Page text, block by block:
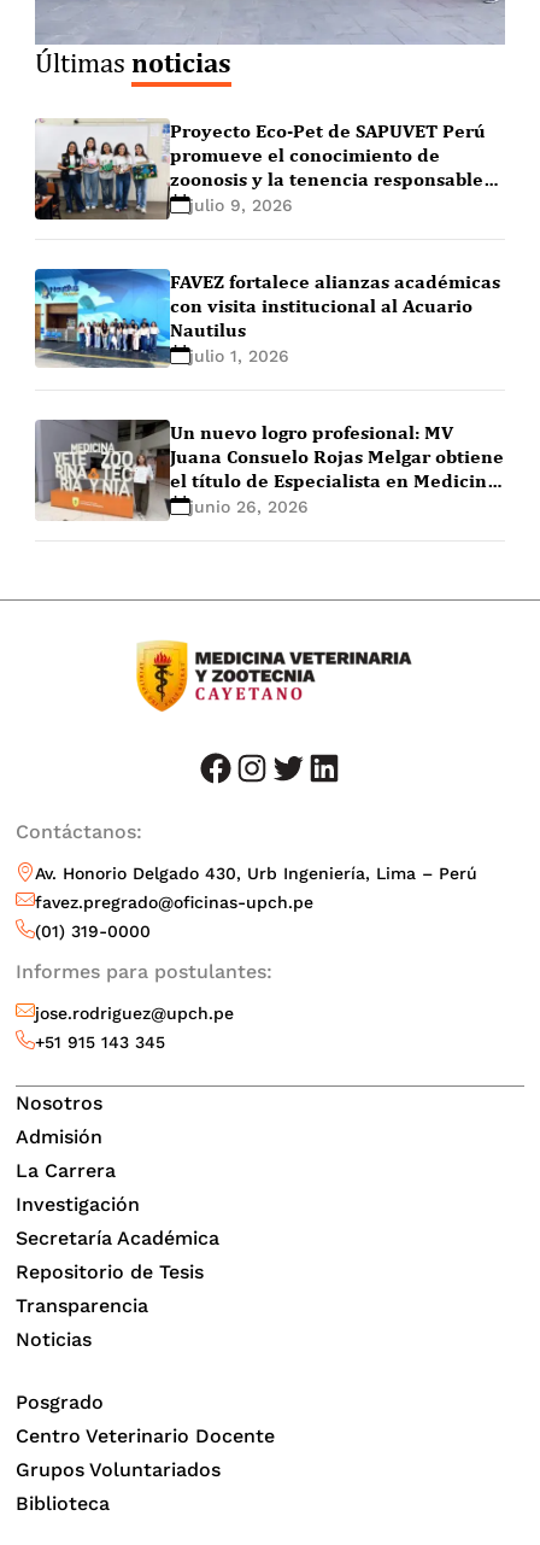
Últimasnoticias
Proyecto Eco-Pet de SAPUVET Perú
promueve el conocimiento de
zoonosis y la tenencia responsable
de mascotas en escolares de San
julio 9, 2026
FAVEZ fortalece alianzas académicas
con visita institucional al Acuario
Nautilus
julio 1, 2026
Un nuevo logro profesional: MV
Juana Consuelo Rojas Melgar obtiene
el título de Especialista en Medicina
de Animales de Compañía
junio 26, 2026
facebook instagram twitter LinkedIn
Contáctanos:
Av. Honorio Delgado 430, Urb Ingeniería, Lima – Perú
favez.pregrado@oficinas-upch.pe
(01) 319-0000
Informes para postulantes:
jose.rodriguez@upch.pe
+51 915 143 345
Nosotros
Admisión
La Carrera
Investigación
Secretaría Académica
Repositorio de Tesis
Transparencia
Noticias
Posgrado
Centro Veterinario Docente
Grupos Voluntariados
Biblioteca